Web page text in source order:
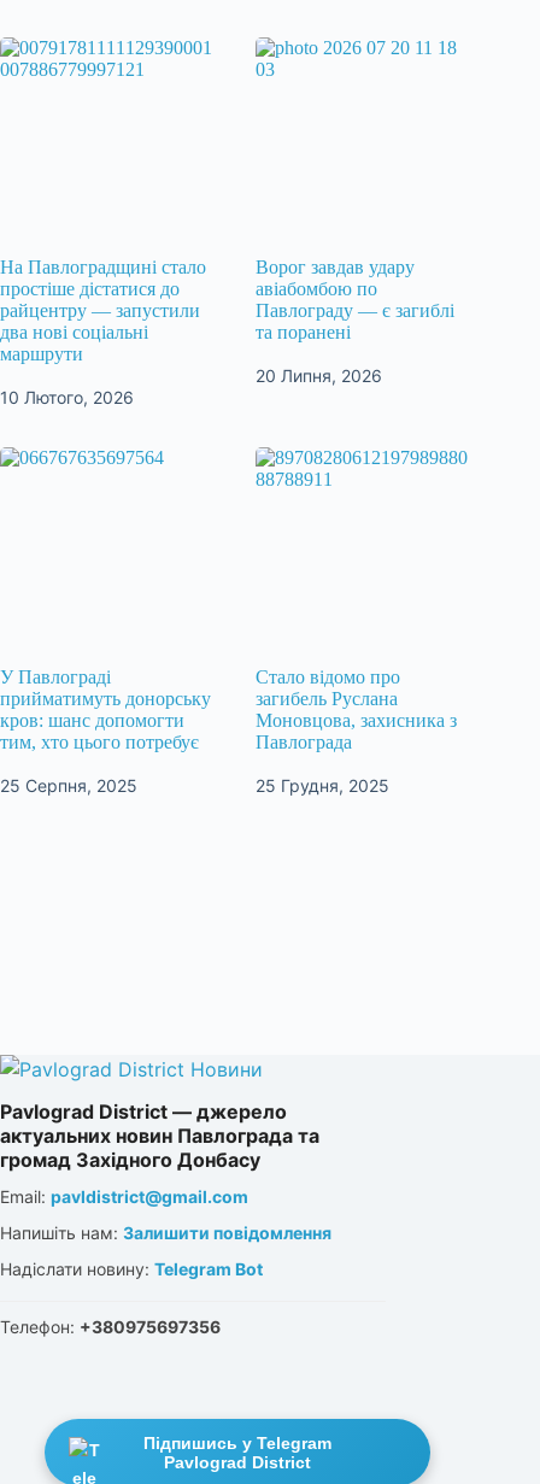
На Павлоградщині стало
простіше дістатися до
райцентру — запустили
два нові соціальні
маршрути
10 Лютого, 2026
Ворог завдав удару
авіабомбою по
Павлограду — є загиблі
та поранені
20 Липня, 2026
У Павлограді
прийматимуть донорську
кров: шанс допомогти
тим, хто цього потребує
25 Серпня, 2025
Стало відомо про
загибель Руслана
Моновцова, захисника з
Павлограда
25 Грудня, 2025
Pavlograd District — джерело
актуальних новин Павлограда та
громад Західного Донбасу
Email: pavldistrict@gmail.com
Напишіть нам: Залишити повідомлення
Надіслати новину: Telegram Bot
Телефон: +380975697356
Підпишись у Telegram
Pavlograd District